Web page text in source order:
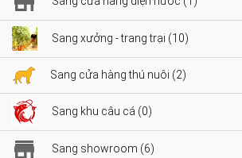
Sang xưởng - trang trại (10)
Sang cửa hàng thú nuôi (2)
Sang khu câu cá (0)
Sang showroom (6)